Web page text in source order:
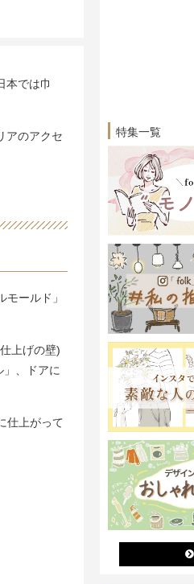
本では巾
アのアクセ
ールド」
上げの壁)
、ドアに
仕上がって
特集一覧